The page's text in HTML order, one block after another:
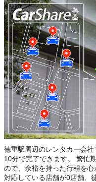
徳重駅周辺のレンタカー会
10分で完了できます。 繁忙
ので、余裕を持った行程を
対応している店舗が0店舗、